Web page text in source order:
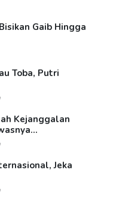
Gaib Hingga
Toba, Putri
Kejanggalan
Jeka